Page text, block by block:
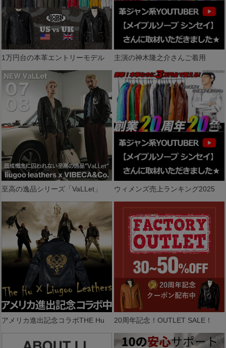
1万円台の本革エントリーモデル 主演の神木隆之介さんご着用
至高の逸品シリーズ「VaLLet」 ウィメンズ売上ランキング2025
アメリカ進出記念コラボTHE Hu 20周年記念！OUTLET SALE！